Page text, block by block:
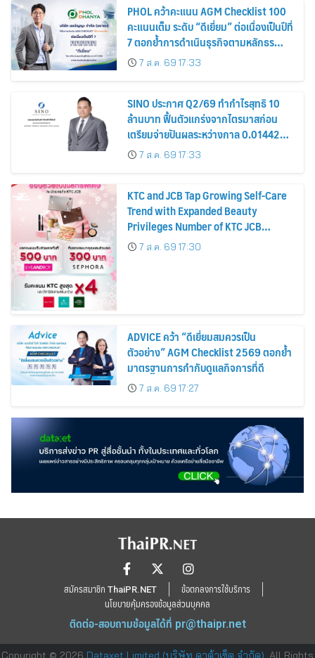
PHOL คว้าคะแนน AGM Checklist 100
คะแนนเต็ม ระดับ “ดีเยี่ยม” ต่อเนื่องเป็นปีที่
7 ตอกย้ำการดำเนินธุรกิจตามหลักธร
รมาภิบาล โปร่งใส สร้างความเชื่อมั่นผู้ถือ
หุ้น
7 ส.ค. 69 17:33
SINO ประกาศ Q2/69 ทำกำไรสุทธิ 10
ล้านบาท ฟื้นตัวแกร่งจากไตรมาสก่อน
เตรียมจ่ายปันผลระหว่างกาล 0.014423
บาทต่อหุ้น ครึ่งปีหลังมุ่งเติบโตต่อเนื่อง
7 ส.ค. 69 17:33
KTC and JCB Tap Growing Self-Care
Trend with Expanded Beauty
Privileges Number of KTC JCB
Cardmembers Spending on
Cosmetics Rises 26%
7 ส.ค. 69 17:30
ADVICE คว้า “ดีเยี่ยมสมควรเป็น
ตัวอย่าง” AGM Checklist 2569 ตอกย้ำ
มาตรฐานการกำกับดูแลกิจการที่ดี
7 ส.ค. 69 17:27
สมัครสมาชิก ThaiPR.NET
ข้อตกลงการใช้บริการ
นโยบายคุ้มครองข้อมูลส่วนบุคคล
ติดต่อ-สอบถามข้อมูลได้ที่ pr@thaipr.net
Copyright © 2026 Dataxet Limited (บริษัท ดาต้าเซ็ต จำกัด) . All Rights